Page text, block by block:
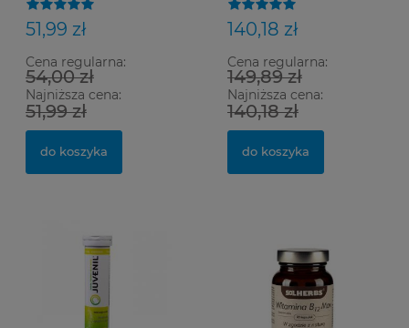
51,99 zł
Cena regularna:
54,00 zł
Najniższa cena:
51,99 zł
do koszyka
Science
140,18 zł
Cena regularna:
149,89 zł
Najniższa cena:
140,18 zł
do koszyka